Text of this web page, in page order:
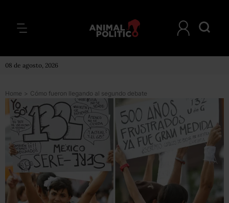
08 de agosto, 2026
Home > Cómo fueron llegando al segundo debate